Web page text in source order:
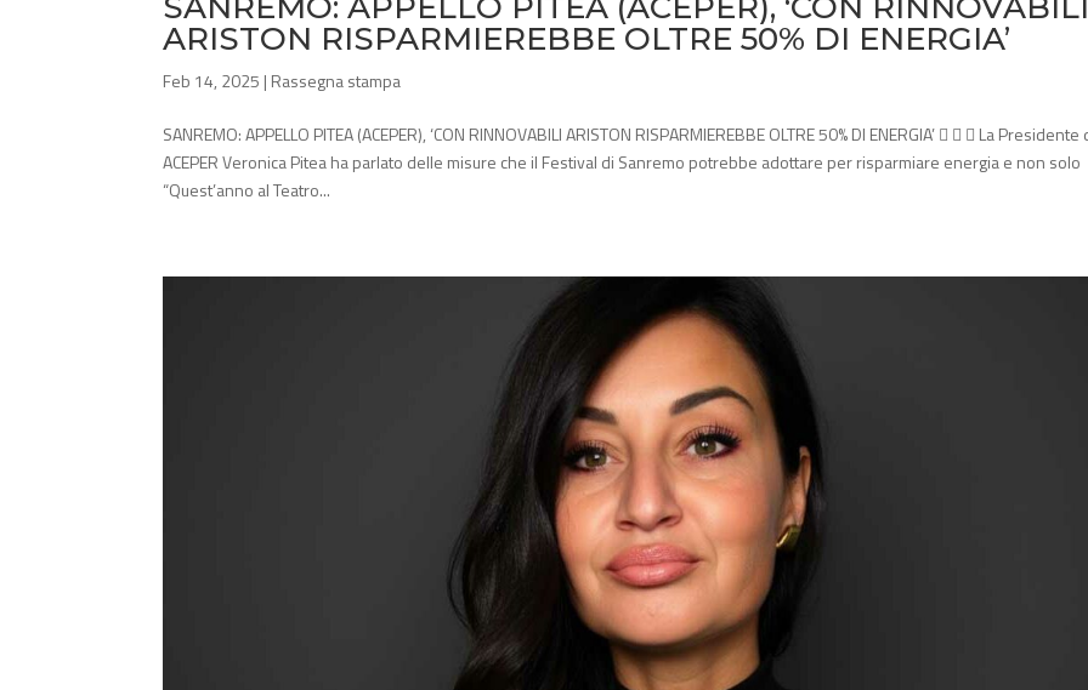
ARISTON RISPARMIEREBBE OLTRE 50% DI ENERGIA’
Feb 14, 2025 | Rassegna stampa
SANREMO: APPELLO PITEA (ACEPER), ‘CON RINNOVABILI ARISTON RISPARMIEREBBE OLTRE 50% DI ENERGIA’    La Presidente
ACEPER Veronica Pitea ha parlato delle misure che il Festival di Sanremo potrebbe adottare per risparmiare energia e non solo
“Quest’anno al Teatro...